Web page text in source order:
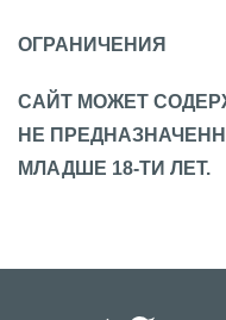
ОГРАНИЧЕНИЯ
САЙТ МОЖЕТ
НЕ
МЛАДШЕ 18-ТИ ЛЕТ.